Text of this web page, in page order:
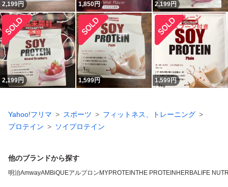
2,199円 1,850円 2,199円
2,199円 1,599円 1,599円
Yahoo!フリマ スポーツ
フィットネス、トレーニング
プロテイン
ソイプロテイン
他のブランドから探す
明治AmwayAMBiQUEアルプロン MYPROTEINTHE PROTEIN HERBALIFE